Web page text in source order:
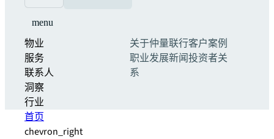
menu
物业
服务
联系人
洞察
行业
关于仲量联行客户案例
职业发展新闻投资者关
系
首页
chevron_right